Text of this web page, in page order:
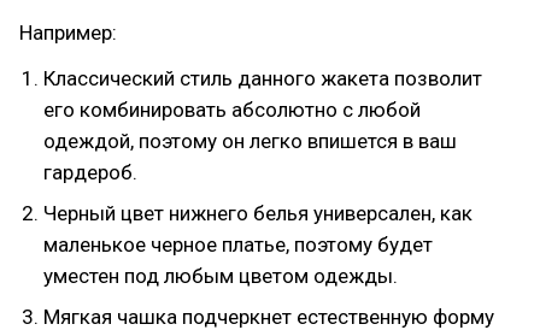
Например:
Классический стиль данного жакета позволит
его комбинировать абсолютно с любой
одеждой, поэтому он легко впишется в ваш
гардероб.
Черный цвет нижнего белья универсален, как
маленькое черное платье, поэтому будет
уместен под любым цветом одежды.
Мягкая чашка подчеркнет естественную форму